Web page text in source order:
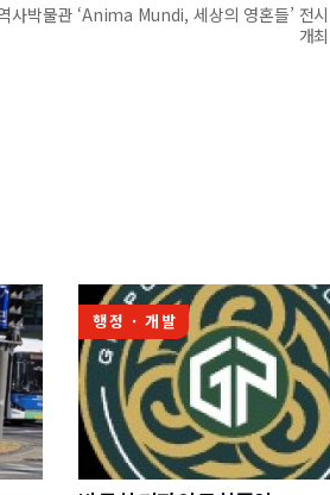
사박물관 ‘Anima Mundi, 세상의 영혼들’ 전시
개최
행정 · 개발